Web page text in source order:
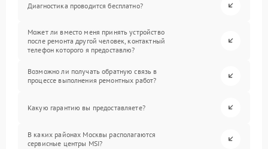
Диагностика проводится бесплатно?
Может ли вместо меня принять устройство
после ремонта другой человек, контактный
телефон которого я предоставлю?
Возможно ли получать обратную связь в
процессе выполнения ремонтных работ?
Какую гарантию вы предоставляете?
В каких районах Москвы располагаются
сервисные центры MSI?